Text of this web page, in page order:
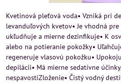
Kvetinová pleťová voda• Vzniká pri
levanduľových kvetov• Je vhodná
ukľudňuje a mierne dezinfikuje• K
alebo na potieranie pokožky•
regeneruje vlasovú pokožku•
depilácii• Má mierne sedatívne
nespavostiZloženie• Čistý vodný